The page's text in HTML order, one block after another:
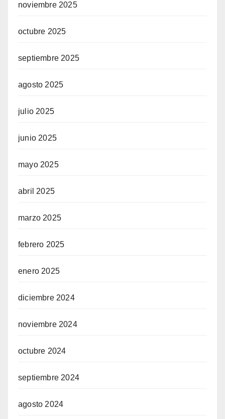
noviembre 2025
octubre 2025
septiembre 2025
agosto 2025
julio 2025
junio 2025
mayo 2025
abril 2025
marzo 2025
febrero 2025
enero 2025
diciembre 2024
noviembre 2024
octubre 2024
septiembre 2024
agosto 2024